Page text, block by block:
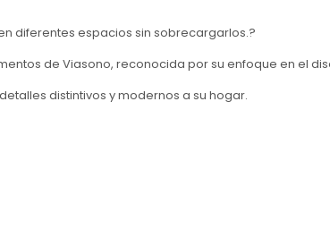
diferentes espacios sin sobrecargarlos.?
de Viasono, reconocida por su enfoque en el
distintivos y modernos a su hogar.